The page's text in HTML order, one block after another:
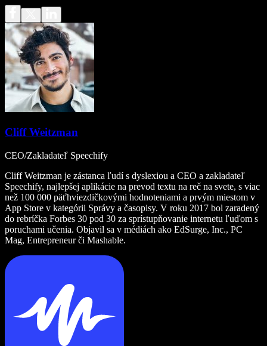
Cliff Weitzman
CEO/Zakladateľ Speechify
Cliff Weitzman je zástanca ľudí s dyslexiou a CEO a zakladateľ
Speechify, najlepšej aplikácie na prevod textu na reč na svete, s viac
než 100 000 päťhviezdičkovými hodnoteniami a prvým miestom v
App Store v kategórii Správy a časopisy. V roku 2017 bol zaradený
do rebríčka Forbes 30 pod 30 za sprístupňovanie internetu ľuďom s
poruchami učenia. Objavil sa v médiách ako EdSurge, Inc., PC
Mag, Entrepreneur či Mashable.